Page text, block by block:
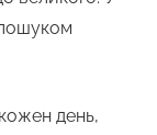
пошуком
день,